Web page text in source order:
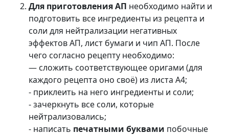
Для приготовления АП необходимо найти и
подготовить все ингредиенты из рецепта и
соли для нейтрализации негативных
эффектов АП, лист бумаги и чип АП. После
чего согласно рецепту необходимо:
— сложить соответствующее оригами (для
каждого рецепта оно своё) из листа А4;
- приклеить на него ингредиенты и соли;
- зачеркнуть все соли, которые
нейтрализовались;
- написать печатными буквами побочные